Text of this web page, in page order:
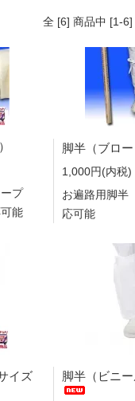
全 [6] 商品中 [1-
プ
能
脚半（ブロー
1,000円(内税)
お遍路用脚
応可能
イズ 脚半（ビニ